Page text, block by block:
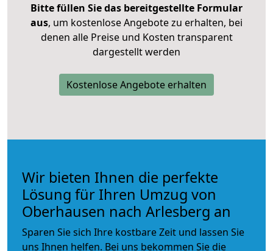
Bitte füllen Sie das bereitgestellte Formular
aus, um kostenlose Angebote zu erhalten, bei
denen alle Preise und Kosten transparent
dargestellt werden
Kostenlose Angebote erhalten
Wir bieten Ihnen die perfekte
Lösung für Ihren Umzug von
Oberhausen nach Arlesberg an
Sparen Sie sich Ihre kostbare Zeit und lassen Sie
uns Ihnen helfen. Bei uns bekommen Sie die